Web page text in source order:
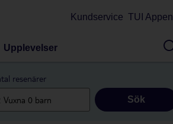
Kundservice TUI Appen
Upplevelser
resenärer
Sök